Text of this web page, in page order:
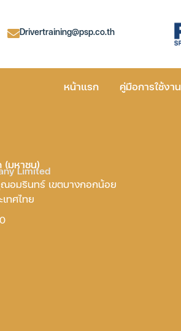
Drivertraining@psp.co.th
หน้าแรก คู่มือการใช้งาน
(มหาชน)
Limited
อมรินทร์ เขตบางกอกน้อย
ทศไทย